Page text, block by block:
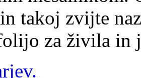
takoj zvijte
za živila in